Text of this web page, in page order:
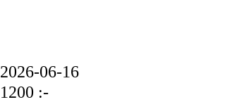
2026-06-16
1200 :-